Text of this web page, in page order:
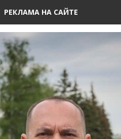
РЕКЛАМА НА САЙТЕ